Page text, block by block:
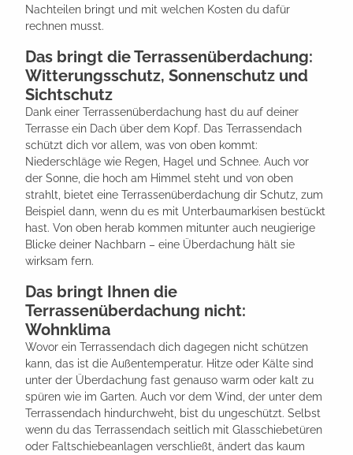
Nachteilen bringt und mit welchen Kosten du dafür
rechnen musst.
Das bringt die Terrassenüberdachung:
Witterungsschutz, Sonnenschutz und
Sichtschutz
Dank einer Terrassenüberdachung hast du auf deiner
Terrasse ein Dach über dem Kopf. Das Terrassendach
schützt dich vor allem, was von oben kommt:
Niederschläge wie Regen, Hagel und Schnee. Auch vor
der Sonne, die hoch am Himmel steht und von oben
strahlt, bietet eine Terrassenüberdachung dir Schutz, zum
Beispiel dann, wenn du es mit Unterbaumarkisen bestückt
hast. Von oben herab kommen mitunter auch neugierige
Blicke deiner Nachbarn – eine Überdachung hält sie
wirksam fern.
Das bringt Ihnen die
Terrassenüberdachung nicht:
Wohnklima
Wovor ein Terrassendach dich dagegen nicht schützen
kann, das ist die Außentemperatur. Hitze oder Kälte sind
unter der Überdachung fast genauso warm oder kalt zu
spüren wie im Garten. Auch vor dem Wind, der unter dem
Terrassendach hindurchweht, bist du ungeschützt. Selbst
wenn du das Terrassendach seitlich mit Glasschiebetüren
oder Faltschiebeanlagen verschließt, ändert das kaum